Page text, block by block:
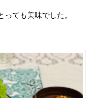
ても美味でした。